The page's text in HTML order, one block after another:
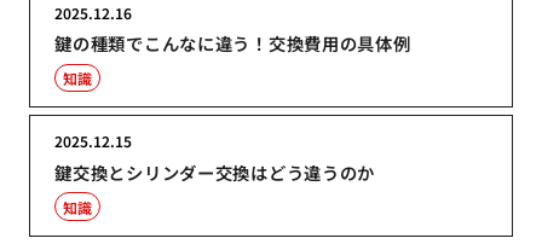
鍵の種類でこんなに違う！交換費用の具体例
2025.12.16
知識
鍵交換とシリンダー交換はどう違うのか
2025.12.15
知識